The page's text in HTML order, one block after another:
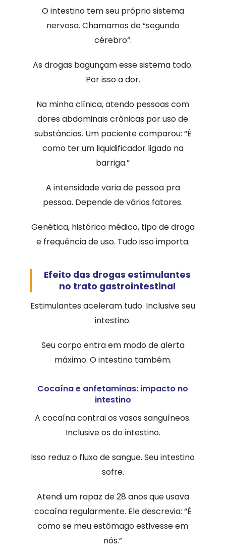
O intestino tem seu próprio sistema
nervoso. Chamamos de “segundo
cérebro”.
As drogas bagunçam esse sistema todo.
Por isso a dor.
Na minha clínica, atendo pessoas com
dores abdominais crônicas por uso de
substâncias. Um paciente comparou: “É
como ter um liquidificador ligado na
barriga.”
A intensidade varia de pessoa pra
pessoa. Depende de vários fatores.
Genética, histórico médico, tipo de droga
e frequência de uso. Tudo isso importa.
Efeito das drogas estimulantes
no trato gastrointestinal
Estimulantes aceleram tudo. Inclusive seu
intestino.
Seu corpo entra em modo de alerta
máximo. O intestino também.
Cocaína e anfetaminas: impacto no
intestino
A cocaína contrai os vasos sanguíneos.
Inclusive os do intestino.
Isso reduz o fluxo de sangue. Seu intestino
sofre.
Atendi um rapaz de 28 anos que usava
cocaína regularmente. Ele descrevia: “É
como se meu estômago estivesse em
nós.”